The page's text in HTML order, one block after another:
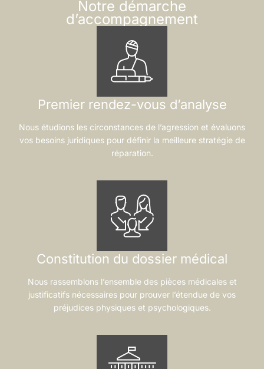
Notre démarche
d’accompagnement
Premier rendez-vous d’analyse
Nous étudions les circonstances de l’agression et évaluons
vos besoins juridiques pour définir la meilleure stratégie de
réparation.
Constitution du dossier médical
Nous rassemblons l’ensemble des pièces médicales et
justificatifs nécessaires pour prouver l’étendue de vos
préjudices physiques et psychologiques.